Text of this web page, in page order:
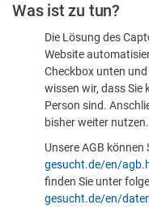
sind
Was ist zu tun?
Die Lösung des
Website
Checkbox unten
wissen wir, dass Sie
Person sind.
bisher weiter nutzen.
Unsere AGB können
gesucht.de/en/
finden Sie unter
gesucht.de/en/